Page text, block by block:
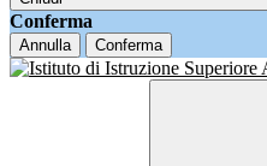
Conferma
Annulla Conferma